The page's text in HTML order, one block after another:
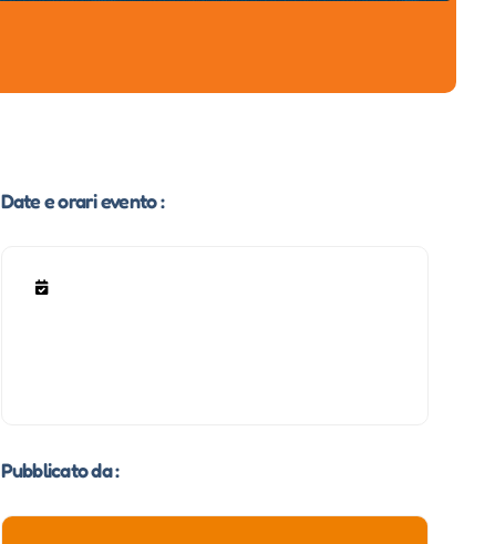
Date e orari evento :
Pubblicato da :